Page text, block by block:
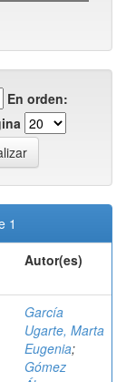
En orden:
1
Autor(es)
García
Ugarte, Marta
Eugenia;
Gómez